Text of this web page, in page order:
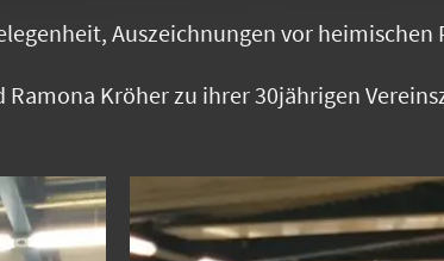
Auszeichnungen vor
Kröher zu ihrer 30jährigen